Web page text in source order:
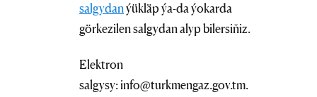
salgydanýükläp ýa-da ýokarda
görkezilen salgydan alyp bilersiňiz.
Elektron
salgysy: info@turkmengaz.gov.tm.